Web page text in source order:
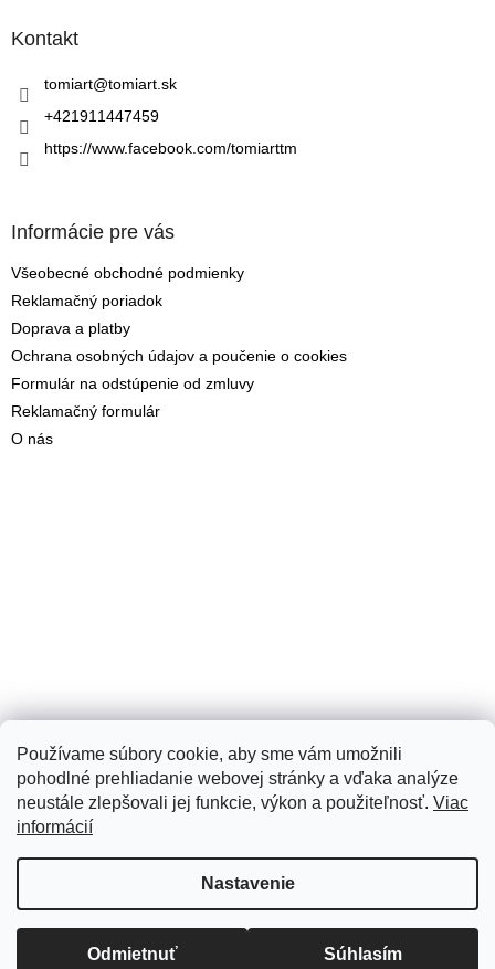
Používame súbory cookie, aby sme vám umožnili
pohodlné prehliadanie webovej stránky a vďaka analýze
neustále zlepšovali jej funkcie, výkon a použiteľnosť. Viac
informácií
Nastavenie
Odmietnuť Súhlasím
Kontakt
tomiart@tomiart.sk
+421911447459
https://www.facebook.com/tomiarttm
Informácie pre vás
Všeobecné obchodné podmienky
Reklamačný poriadok
Doprava a platby
Ochrana osobných údajov a poučenie o cookies
Formulár na odstúpenie od zmluvy
Reklamačný formulár
O nás
. Všetky práva vyhradené.